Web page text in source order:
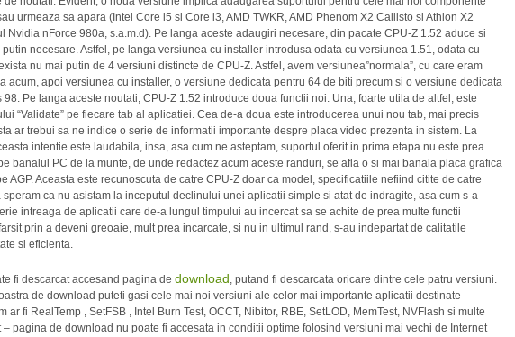
urmeaza sa apara (Intel Core i5 si Core i3, AMD TWKR, AMD Phenom X2 Callisto si Athlon X2
Nvidia nForce 980a, s.a.m.d). Pe langa aceste adaugiri necesare, din pacate CPU-Z 1.52 aduce si
necesare. Astfel, pe langa versiunea cu installer introdusa odata cu versiunea 1.51, odata cu
nu mai putin de 4 versiuni distincte de CPU-Z. Astfel, avem versiunea”normala”, cu care eram
acum, apoi versiunea cu installer, o versiune dedicata pentru 64 de biti precum si o versiune dedicata
98. Pe langa aceste noutati, CPU-Z 1.52 introduce doua functii noi. Una, foarte utila de altfel, este
“Validate” pe fiecare tab al aplicatiei. Cea de-a doua este introducerea unui nou tab, mai precis
ar trebui sa ne indice o serie de informatii importante despre placa video prezenta in sistem. La
intentie este laudabila, insa, asa cum ne asteptam, suportul oferit in prima etapa nu este prea
banalul PC de la munte, de unde redactez acum aceste randuri, se afla o si mai banala placa grafica
AGP. Aceasta este recunoscuta de catre CPU-Z doar ca model, specificatiile nefiind citite de catre
speram ca nu asistam la inceputul declinului unei aplicatii simple si atat de indragite, asa cum s-a
intreaga de aplicatii care de-a lungul timpului au incercat sa se achite de prea multe functii
prin a deveni greoaie, mult prea incarcate, si nu in ultimul rand, s-au indepartat de calitatile
si eficienta.
fi descarcat accesand pagina de download, putand fi descarcata oricare dintre cele patru versiuni.
de download puteti gasi cele mai noi versiuni ale celor mai importante aplicatii destinate
ar fi RealTemp , SetFSB , Intel Burn Test, OCCT, Nibitor, RBE, SetLOD, MemTest, NVFlash si multe
– pagina de download nu poate fi accesata in conditii optime folosind versiuni mai vechi de Internet